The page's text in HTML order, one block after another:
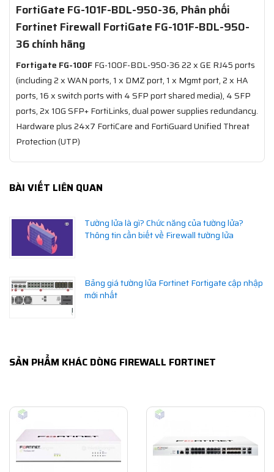
FortiGate FG-101F-BDL-950-36, Phân phối
Fortinet Firewall FortiGate FG-101F-BDL-950-
36 chính hãng
Fortigate FG-100FFG-100F-BDL-950-36 22 x GE RJ45 ports
(including 2 x WAN ports, 1 x DMZ port, 1 x Mgmt port, 2 x HA
ports, 16 x switch ports with 4 SFP port shared media), 4 SFP
ports, 2x 10G SFP+ FortiLinks, dual power supplies redundancy.
Hardware plus 24x7 FortiCare and FortiGuard Unified Threat
Protection (UTP)
BÀI VIẾT LIÊN QUAN
Tường lửa là gì? Chức năng của tường lửa?
Thông tin cần biết về Firewall tường lửa
Bảng giá tường lửa Fortinet Fortigate cập nhập
mới nhất
SẢN PHẨM KHÁC DÒNG FIREWALL FORTINET